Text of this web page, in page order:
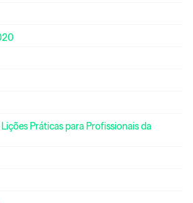
Lições Práticas para Profissionais da